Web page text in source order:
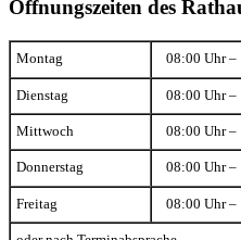
Öffnungszeiten des
Montag 08:00 Uhr –
Dienstag 08:00 Uhr –
Mittwoch 08:00 Uhr –
Donnerstag 08:00 Uhr –
Freitag 08:00 Uhr –